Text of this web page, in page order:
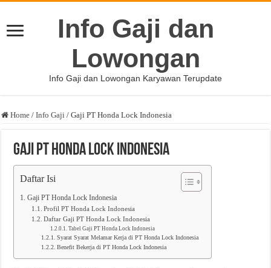
Info Gaji dan
Lowongan
Info Gaji dan Lowongan Karyawan Terupdate
Home / Info Gaji / Gaji PT Honda Lock Indonesia
Gaji PT Honda Lock Indonesia
Daftar Isi
Gaji PT Honda Lock Indonesia
Profil PT Honda Lock Indonesia
Daftar Gaji PT Honda Lock Indonesia
Tabel Gaji PT Honda Lock Indonesia
Syarat Syarat Melamar Kerja di PT Honda Lock Indonesia
Benefit Bekerja di PT Honda Lock Indonesia